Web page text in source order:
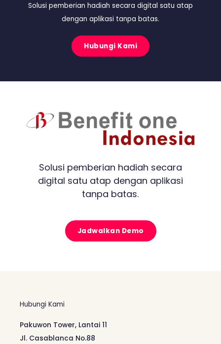
Solusi pemberian hadiah secara digital satu atap
dengan aplikasi tanpa batas.
Hubungi Kami
Solusi pemberian hadiah secara
digital satu atap dengan aplikasi
tanpa batas.
Jadwalkan Demo
Hubungi Kami
Pakuwon Tower, Lantai 11
Jl. Casablanca No.88